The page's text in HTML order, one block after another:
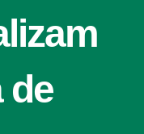
de